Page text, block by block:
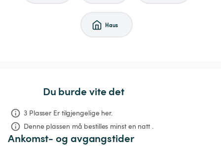
Haus
Du burde vite det
3 Plasser Er tilgjengelige her.
Denne plassen må bestilles minst en natt .
Ankomst- og avgangstider